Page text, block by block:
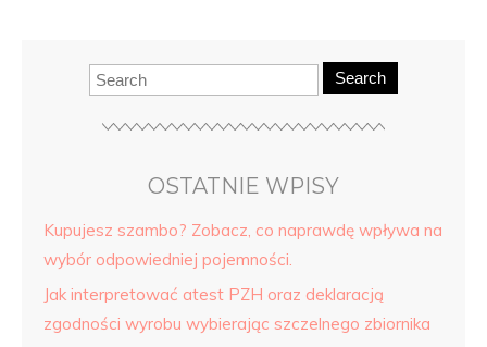
Search
OSTATNIE WPISY
Kupujesz szambo? Zobacz, co naprawdę wpływa na
wybór odpowiedniej pojemności.
Jak interpretować atest PZH oraz deklaracją
zgodności wyrobu wybierając szczelnego zbiornika